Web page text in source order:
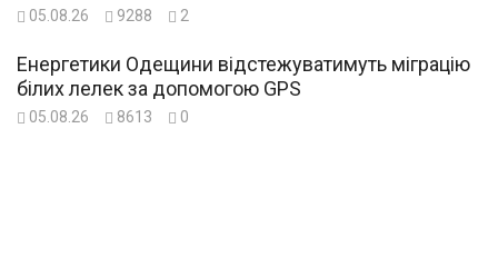
05.08.26 9288 2
Енергетики Одещини відстежуватимуть міграцію
білих лелек за допомогою GPS
05.08.26 8613 0